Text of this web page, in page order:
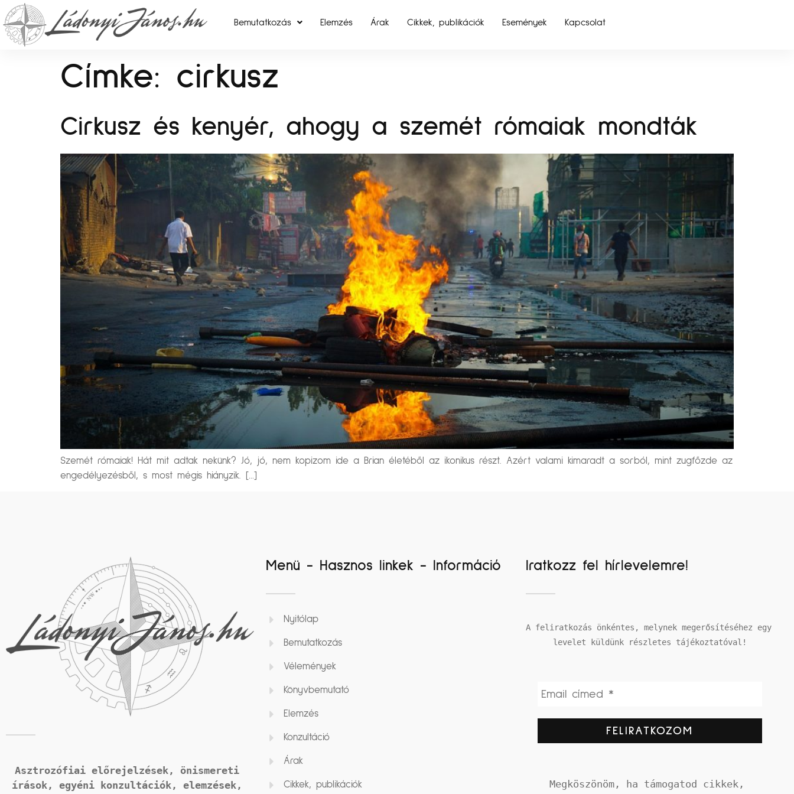
Bemutatkozás Elemzés Árak Cikkek, publikációk Események Kapcsolat
Címke: cirkusz
Cirkusz és kenyér, ahogy a szemét rómaiak mondták
Szemét rómaiak! Hát mit adtak nekünk? Jó, jó, nem kopizom ide a Brian életéből az ikonikus részt. Azért valami kimaradt a sorból, mint zugfőzde az
engedélyezésből, s most mégis hiányzik. […]
Asztrozófiai előrejelzések, önismereti
írások, egyéni konzultációk, elemzések,
Menü - Hasznos linkek - Információ
Nyitólap
Bemutatkozás
Vélemények
Könyvbemutató
Elemzés
Konzultáció
Árak
Cikkek, publikációk
Iratkozz fel hírlevelemre!
A feliratkozás önkéntes, melynek megerősítéséhez egy
levelet küldünk részletes tájékoztatóval!
Megköszönöm, ha támogatod cikkek,